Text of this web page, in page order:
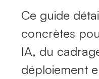
Ce guide
concrètes
IA, du
déploiement